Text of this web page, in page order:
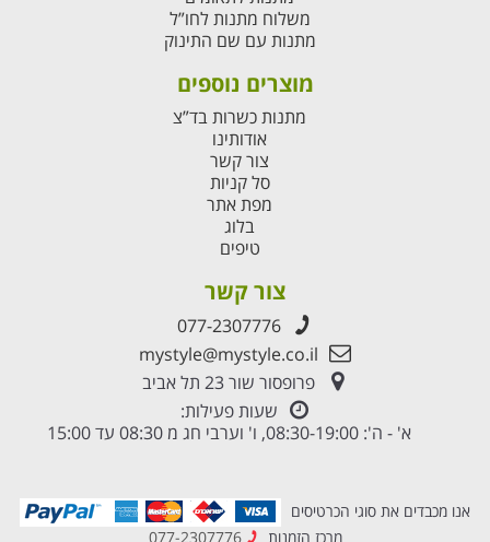
משלוח מתנות לחו”ל
מתנות עם שם התינוק
מוצרים נוספים
מתנות כשרות בד”צ
אודותינו
צור קשר
סל קניות
מפת אתר
בלוג
טיפים
צור קשר
077-2307776
mystyle@mystyle.co.il
פרופסור שור 23 תל אביב
שעות פעילות:
א' - ה': 08:30-19:00, ו' וערבי חג מ 08:30 עד 15:00
אנו מכבדים את סוגי הכרטיסים
מרכז הזמנות
077-2307776